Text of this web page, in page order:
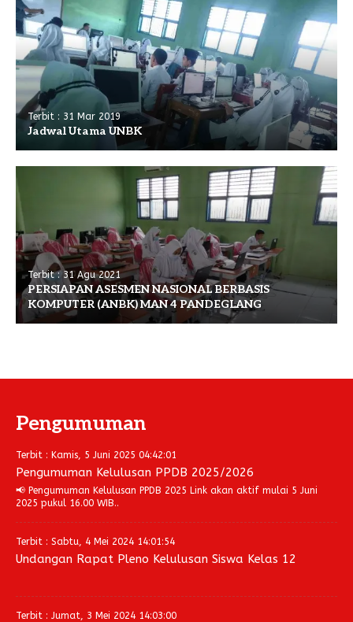
Terbit : 31 Mar 2019
Jadwal Utama UNBK
Terbit : 31 Agu 2021
PERSIAPAN ASESMEN NASIONAL BERBASIS
KOMPUTER (ANBK) MAN 4 PANDEGLANG
Pengumuman
Terbit : Kamis, 5 Juni 2025 04:42:01
Pengumuman Kelulusan PPDB 2025/2026
📢 Pengumuman Kelulusan PPDB 2025 Link akan aktif mulai 5 Juni
2025 pukul 16.00 WIB..
Terbit : Sabtu, 4 Mei 2024 14:01:54
Undangan Rapat Pleno Kelulusan Siswa Kelas 12
Terbit : Jumat, 3 Mei 2024 14:03:00